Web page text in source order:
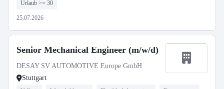
Urlaub >= 30
25.07.2026
Senior Mechanical Engineer (m/w/d)
DESAY SV AUTOMOTIVE Europe GmbH
Stuttgart